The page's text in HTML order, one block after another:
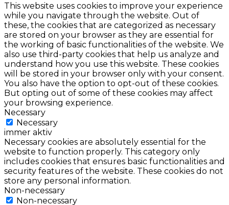
This website uses cookies to improve your experience
while you navigate through the website. Out of
these, the cookies that are categorized as necessary
are stored on your browser as they are essential for
the working of basic functionalities of the website. We
also use third-party cookies that help us analyze and
understand how you use this website. These cookies
will be stored in your browser only with your consent.
You also have the option to opt-out of these cookies.
But opting out of some of these cookies may affect
your browsing experience.
Necessary
Necessary
immer aktiv
Necessary cookies are absolutely essential for the
website to function properly. This category only
includes cookies that ensures basic functionalities and
security features of the website. These cookies do not
store any personal information.
Non-necessary
Non-necessary